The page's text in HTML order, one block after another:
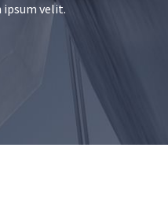
ipsum velit.